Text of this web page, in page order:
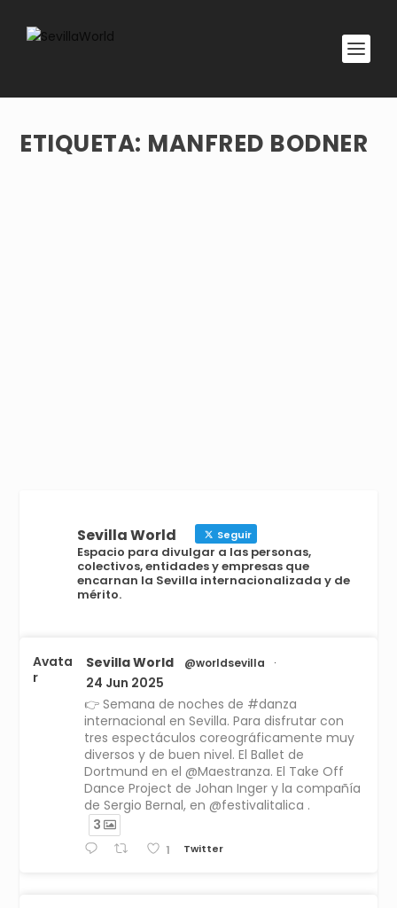
ETIQUETA: MANFRED BODNER
Sevilla World Seguir
Espacio para divulgar a las personas,
colectivos, entidades y empresas que
encarnan la Sevilla internacionalizada y de
mérito.
Avata
r
Sevilla World @worldsevilla ·
24 Jun 2025
👉 Semana de noches de #danza
internacional en Sevilla. Para disfrutar con
tres espectáculos coreográficamente muy
diversos y de buen nivel. El Ballet de
Dortmund en el @Maestranza. El Take Off
Dance Project de Johan Inger y la compañía
de Sergio Bernal, en @festivalitalica .
3
1 Twitter